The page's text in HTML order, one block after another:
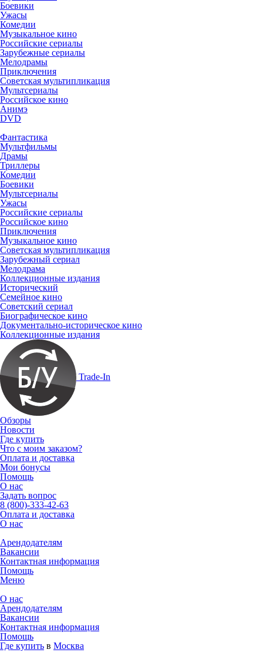
Боевики
Ужасы
Комедии
Музыкальное кино
Российские сериалы
Зарубежные сериалы
Мелодрамы
Приключения
Советская мультипликация
Мультсериалы
Российское кино
Анимэ
DVD
Фантастика
Мультфильмы
Драмы
Триллеры
Комедии
Боевики
Мультсериалы
Ужасы
Российские сериалы
Российское кино
Приключения
Музыкальное кино
Советская мультипликация
Зарубежный сериал
Мелодрама
Коллекционные издания
Исторический
Семейное кино
Советский сериал
Биографическое кино
Документально-историческое кино
Коллекционные издания
Trade-In
Обзоры
Новости
Где купить
Что с моим заказом?
Оплата и доставка
Мои бонусы
Помощь
О нас
Задать вопрос
8 (800)-333-42-63
Оплата и доставка
О нас
Арендодателям
Вакансии
Контактная информация
Помощь
Меню
О нас
Арендодателям
Вакансии
Контактная информация
Помощь
Где купить в Москва